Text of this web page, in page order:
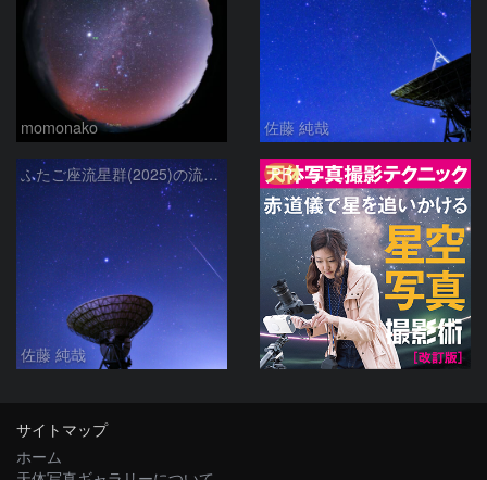
momonako 佐藤 純哉
ふたご座流星群(2025)の流星と冬の星座、さくら宇宙公園のパラボラアンテナ
佐藤 純哉
PR
サイトマップ
ホーム